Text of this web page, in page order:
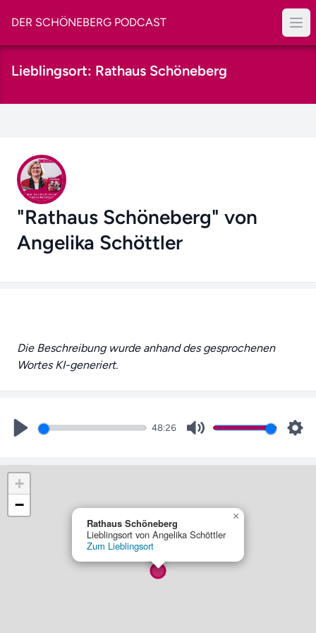
DER SCHÖNEBERG PODCAST
Lieblingsort: Rathaus Schöneberg
"Rathaus Schöneberg" von
Angelika Schöttler
Die Beschreibung wurde anhand des gesprochenen
Wortes KI-generiert.
Play
48:26
Mute
Rathaus Schöneberg
Lieblingsort von Angelika Schöttler
Zum Lieblingsort
×
+
−